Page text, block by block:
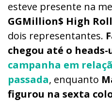
esteve presente na
GGMillion$ High
dois representantes.
chegou até o heads-
campanha em
passada, enquanto
figurou na sexta